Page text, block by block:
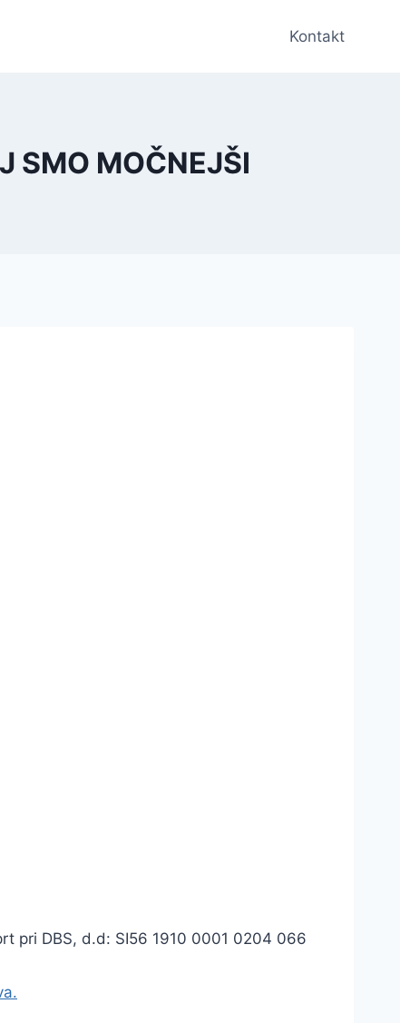
Kontakt
SMO MOČNEJŠI
pri DBS, d.d: SI56 1910 0001 0204 066